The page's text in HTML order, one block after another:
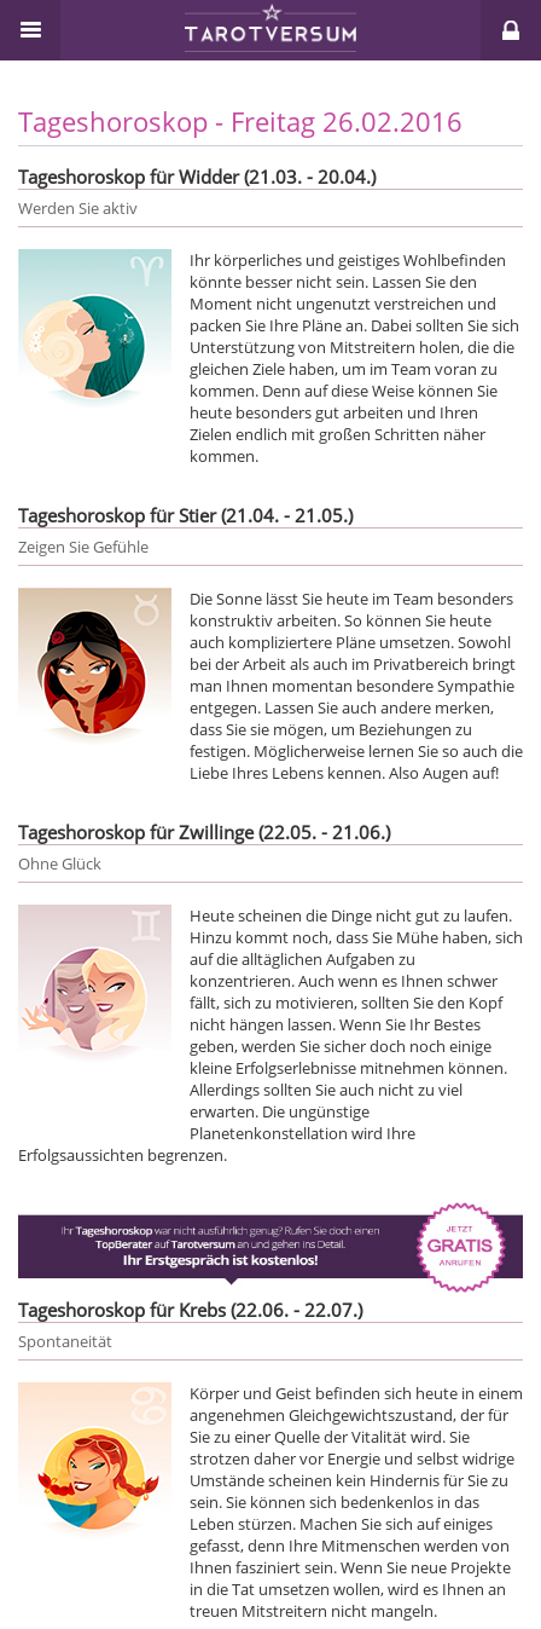
Tageshoroskop - Freitag 26.02.2016
Tageshoroskop für Widder (21.03. - 20.04.)
Werden Sie aktiv
Ihr körperliches und geistiges Wohlbefinden
könnte besser nicht sein. Lassen Sie den
Moment nicht ungenutzt verstreichen und
packen Sie Ihre Pläne an. Dabei sollten Sie sich
Unterstützung von Mitstreitern holen, die die
gleichen Ziele haben, um im Team voran zu
kommen. Denn auf diese Weise können Sie
heute besonders gut arbeiten und Ihren
Zielen endlich mit großen Schritten näher
kommen.
Tageshoroskop für Stier (21.04. - 21.05.)
Zeigen Sie Gefühle
Die Sonne lässt Sie heute im Team besonders
konstruktiv arbeiten. So können Sie heute
auch kompliziertere Pläne umsetzen. Sowohl
bei der Arbeit als auch im Privatbereich bringt
man Ihnen momentan besondere Sympathie
entgegen. Lassen Sie auch andere merken,
dass Sie sie mögen, um Beziehungen zu
festigen. Möglicherweise lernen Sie so auch die
Liebe Ihres Lebens kennen. Also Augen auf!
Tageshoroskop für Zwillinge (22.05. - 21.06.)
Ohne Glück
Heute scheinen die Dinge nicht gut zu laufen.
Hinzu kommt noch, dass Sie Mühe haben, sich
auf die alltäglichen Aufgaben zu
konzentrieren. Auch wenn es Ihnen schwer
fällt, sich zu motivieren, sollten Sie den Kopf
nicht hängen lassen. Wenn Sie Ihr Bestes
geben, werden Sie sicher doch noch einige
kleine Erfolgserlebnisse mitnehmen können.
Allerdings sollten Sie auch nicht zu viel
erwarten. Die ungünstige
Planetenkonstellation wird Ihre
Erfolgsaussichten begrenzen.
Tageshoroskop für Krebs (22.06. - 22.07.)
Spontaneität
Körper und Geist befinden sich heute in einem
angenehmen Gleichgewichtszustand, der für
Sie zu einer Quelle der Vitalität wird. Sie
strotzen daher vor Energie und selbst widrige
Umstände scheinen kein Hindernis für Sie zu
sein. Sie können sich bedenkenlos in das
Leben stürzen. Machen Sie sich auf einiges
gefasst, denn Ihre Mitmenschen werden von
Ihnen fasziniert sein. Wenn Sie neue Projekte
in die Tat umsetzen wollen, wird es Ihnen an
treuen Mitstreitern nicht mangeln.